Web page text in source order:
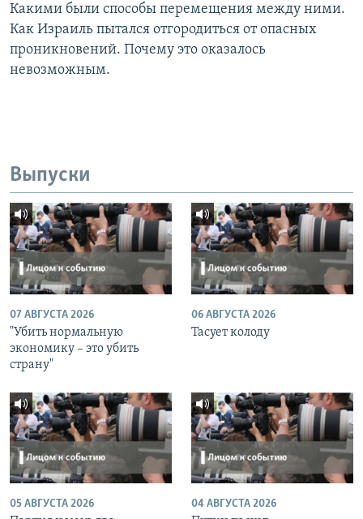
Какими были способы перемещения между ними.
Как Израиль пытался отгородиться от опасных
проникновений. Почему это оказалось
невозможным.
Выпуски
07 АВГУСТА 2026
"Убить нормальную
экономику – это убить
страну"
06 АВГУСТА 2026
Тасует колоду
05 АВГУСТА 2026 04 АВГУСТА 2026